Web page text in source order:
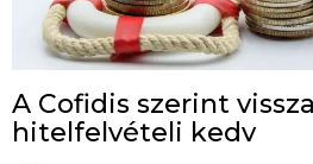
A Cofidis szerint
hitelfelvételi kedv